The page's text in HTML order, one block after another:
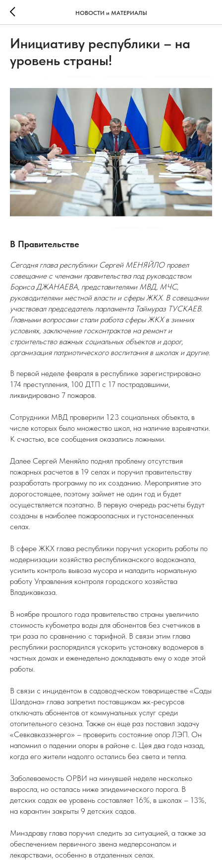
НОВОСТИ и МАТЕРИАЛЫ
Инициативу республики – на
уровень страны!
В Правительстве
Сегодня глава республики Сергей МЕНЯЙЛО провел
совещание с членами правительства под руководством
Бориса ДЖАНАЕВА, представителями МВД, МЧС,
руководителями местной власти и сферы ЖКХ. В совещании
участвовал председатель парламента Таймураз ТУСКАЕВ.
Главными вопросами стали работа сферы ЖКХ в зимних
условиях, заключение госконтрактов на ремонт и
строительство важных социальных объектов и дорог,
организация патриотического воспитания в школах и другие.
В первой неделе февраля в республике зарегистрировано
174 преступления, 100 ДТП с 17 пострадавшими,
ликвидировано 7 пожаров.
Сотрудники МВД проверили 123 социальных объекта, в
числе которых было множество школ, на наличие взрывчатки.
К счастью, все сообщения оказались ложными.
Далее Сергей Меняйло поднял проблему отсутствия
пожарных расчетов в 19 селах и поручил правительству
разработать программу по их созданию. Мероприятие это
дорогостоящее, поэтому займет не один год и будет
осуществляется поэтапно. В первую очередь расчеты будут
созданы в наиболее пожароопасных и густонаселенных
селах.
В сфере ЖКХ глава республики поручил ускорить работы по
модернизации хозяйства республиканского водоканала,
усилить контроль вывоза мусора и наладить нормальную
работу Управления контроля городского хозяйства
Владикавказа.
В ноябре прошлого года правительство страны увеличило
стоимость кубометра воды для абонентов без счетчиков в
три раза по сравнению с тарифной. В связи этим глава
республики распорядился ускорить установку водомеров в
частных домах и еженедельно докладывать ему о ходе этой
работы.
В связи с инцидентом в садоводческом товариществе «Сады
Шалдона» глава запретил поставщикам жк-ресурсов
отключать абонентов от коммунальных услуг среди
отопительного сезона. Также он еще раз поставил задачу
«Севкавказэнерго» – проверить состояние опор ЛЭП. Он
напомнил о падении опоры в районе с. Цея два года назад,
когда его жители надолго остались без света и тепла.
Заболеваемость ОРВИ на минувшей неделе несколько
выросла, но осталась ниже эпидемического порога. В
детских садах ее уровень составляет 16%, в школах – 13%,
на карантин закрыты 9 детских садов.
Минздраву глава поручил следить за ситуацией, а также за
обеспечением первичного звена медперсоналом и
лекарствами, особенно в отдаленных селах.